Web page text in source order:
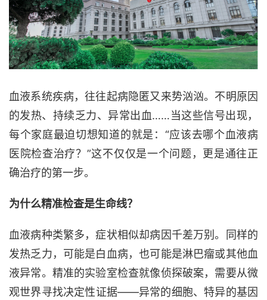
血液系统疾病，往往起病隐匿又来势汹汹。不明原因
的发热、持续乏力、异常出血……当这些信号出现，
每个家庭最迫切想知道的就是：“应该去哪个血液病
医院检查治疗？”这不仅仅是一个问题，更是通往正
确治疗的第一步。
为什么精准检查是生命线？
血液病种类繁多，症状相似却病因千差万别。同样的
发热乏力，可能是白血病，也可能是淋巴瘤或其他血
液异常。精准的实验室检查就像侦探破案，需要从微
观世界寻找决定性证据——异常的细胞、特异的基因